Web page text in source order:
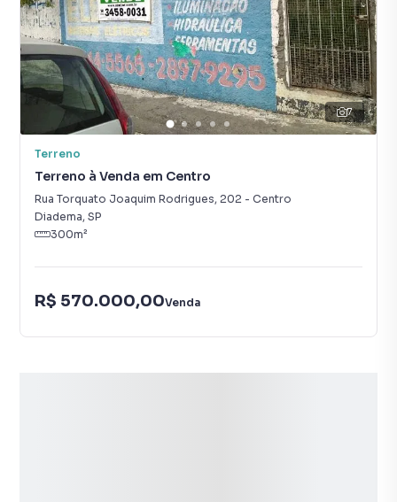
7
Terreno
Terreno à Venda em Centro
Rua Torquato Joaquim Rodrigues, 202 - Centro
Diadema, SP
300m²
R$ 570.000,00Venda